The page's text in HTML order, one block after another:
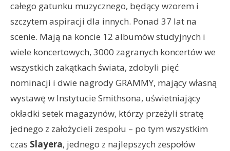
całego gatunku muzycznego, będący wzorem i
szczytem aspiracji dla innych. Ponad 37 lat na
scenie. Mają na koncie 12 albumów studyjnych i
wiele koncertowych, 3000 zagranych koncertów we
wszystkich zakątkach świata, zdobyli pięć
nominacji i dwie nagrody GRAMMY, mający własną
wystawę w Instytucie Smithsona, uświetniający
okładki setek magazynów, którzy przeżyli stratę
jednego z założycieli zespołu – po tym wszystkim
czas Slayera, jednego z najlepszych zespołów